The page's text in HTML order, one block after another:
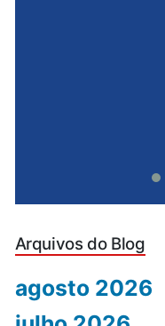
Arquivos do Blog
agosto 2026